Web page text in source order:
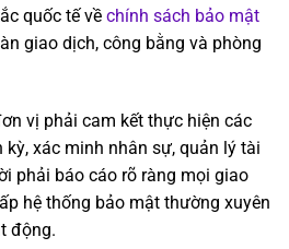
quốc tế về chính sách bảo mật
giao dịch, công bằng và phòng
vị phải cam kết thực hiện các
xác minh nhân sự, quản lý tài
phải báo cáo rõ ràng mọi giao
hệ thống bảo mật thường xuyên
động.